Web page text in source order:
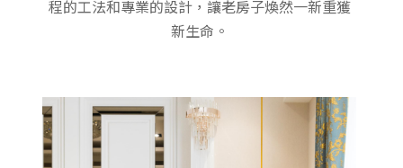
程的工法和專業的設計，讓老房子煥然一新重獲
新生命。